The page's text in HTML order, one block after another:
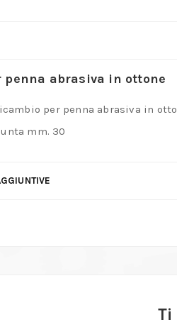
penna abrasiva in ottone
per penna abrasiva in
mm. 30
Ti